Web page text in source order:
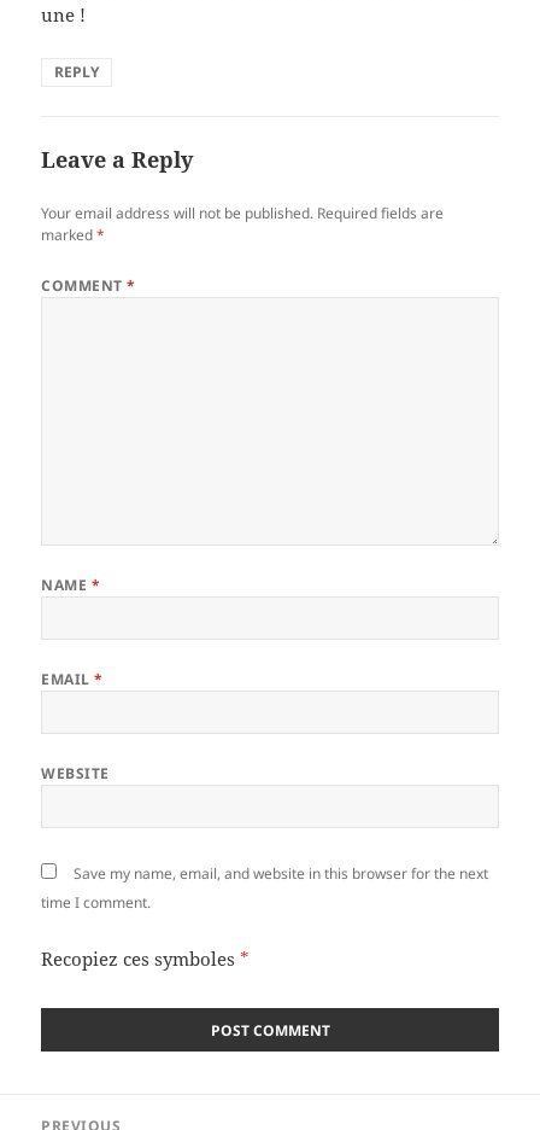
une !
REPLY
Leave a Reply
Your email address will not be published. Required fields are
marked*
COMMENT*
NAME *
EMAIL*
WEBSITE
Save my name, email, and website in this browser for the next
time I comment.
Recopiez ces symboles *
PREVIOUS